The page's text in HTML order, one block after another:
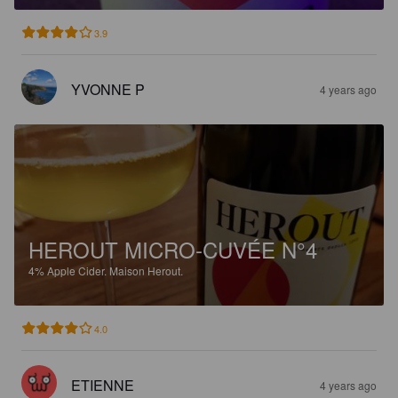
3.9
YVONNE P 4 years ago
HEROUT MICRO-CUVÉE N°4
4%Apple Cider. Maison Herout.
4.0
ETIENNE 4 years ago